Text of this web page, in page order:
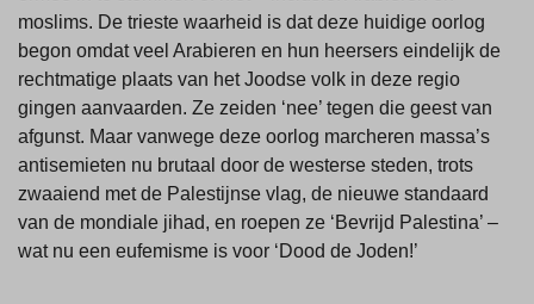
moslims. De trieste waarheid is dat deze huidige oorlog
begon omdat veel Arabieren en hun heersers eindelijk de
rechtmatige plaats van het Joodse volk in deze regio
gingen aanvaarden. Ze zeiden ‘nee’ tegen die geest van
afgunst. Maar vanwege deze oorlog marcheren massa’s
antisemieten nu brutaal door de westerse steden, trots
zwaaiend met de Palestijnse vlag, de nieuwe standaard
van de mondiale jihad, en roepen ze ‘Bevrijd Palestina’ –
wat nu een eufemisme is voor ‘Dood de Joden!’